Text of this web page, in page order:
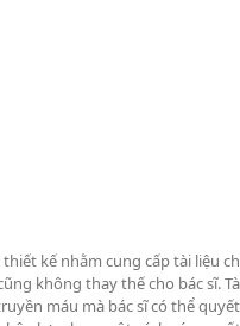
kế nhằm cung cấp tài liệu
không thay thế cho bác sĩ.
máu mà bác sĩ có thể